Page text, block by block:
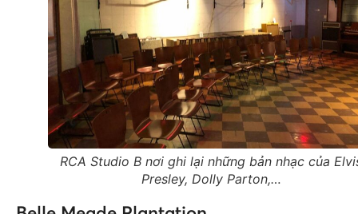
RCA Studio B nơi ghi lại những bản nhạc của
Presley, Dolly Parton,…